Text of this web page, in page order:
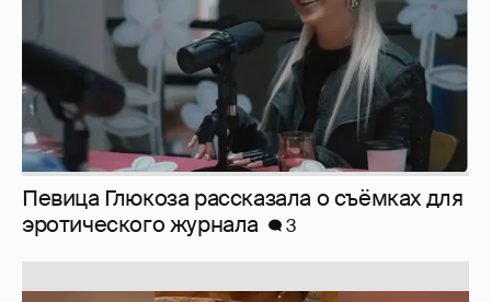
Певица Глюкоза рассказала о съёмках для
эротического журнала
3